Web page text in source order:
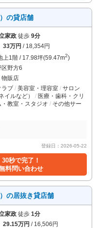
の貸店舗
家政 徒歩 9分
33万円 / 18,354円
上1階 / 17.98坪(59.47m2)
区野方6
物販店
ラブ 美容室・理容室
サロン
イルなど）
医療・歯科・クリ
・教室・スタジオ
その他サー
登録日：2026-05-22
30秒で完了！
料問い合わせ
の居抜き貸店舗
家政 徒歩 1分
29.15万円 / 16,506円